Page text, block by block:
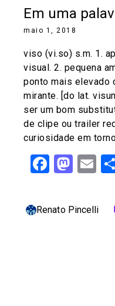
Em uma
maio 1, 2018
viso (vi.so) s.m. 1.
visual. 2. pequena
ponto mais elevado
mirante. [do lat.
ser um bom
de clipe ou trailer
curiosidade em
Renato Pincelli